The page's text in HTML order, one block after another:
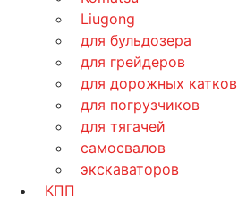
Liugong
для бульдозера
для грейдеров
для дорожных катков
для погрузчиков
для тягачей
самосвалов
экскаваторов
КПП